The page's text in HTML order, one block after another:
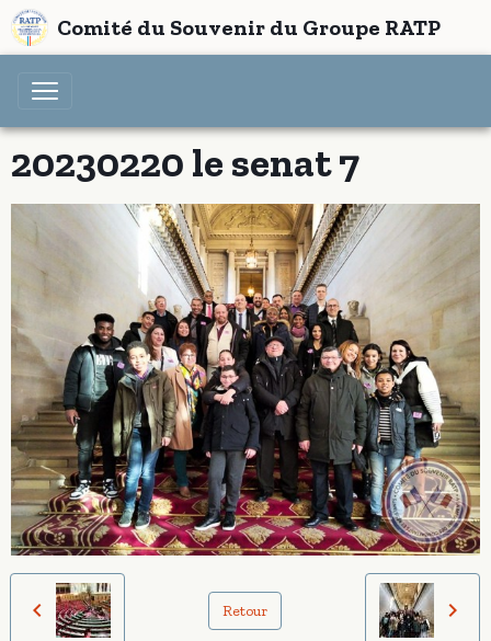
Comité du Souvenir du Groupe RATP
20230220 le senat 7
Retour